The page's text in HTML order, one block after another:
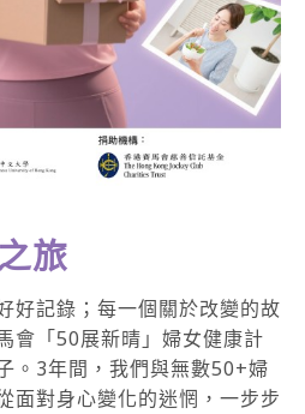
旅
好記錄；每一個關於改變的故
會「50展新晴」婦女健康計
。3年間，我們與無數50+婦
面對身心變化的迷惘，一步步